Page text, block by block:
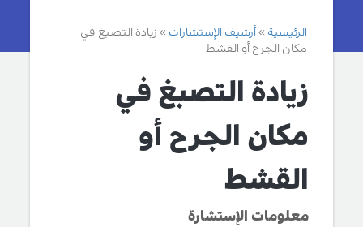
الرئيسية أرشيف الإستشارات
زيادة التصبغ في
مكان الجرح أو القشط
زيادة التصبغ في
مكان الجرح أو
القشط
معلومات الإستشارة